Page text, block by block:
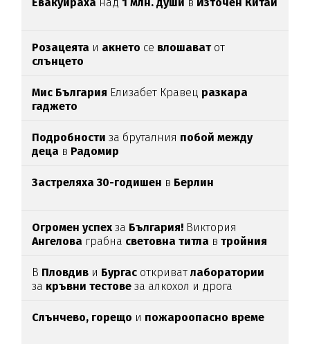
Розацеята и акнето се влошават от
слънцето
Мис България Елизабет Кравец разкара
гаджето
Подробностиза бруталния побой между
деца в Радомир
Застреляха 30-годишен в Берлин
Огромен успех за България! Виктория
Ангелова грабна световна титла в тройния
В Пловдив и Бургас откриватлаборатории
за кръвни тестовеза алкохол и дрога
Слънчево, горещо и пожароопасно време